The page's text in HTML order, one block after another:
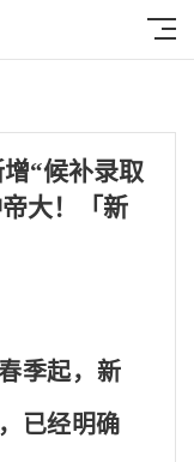
“候补录取
大！「新
季起，新
已经明确